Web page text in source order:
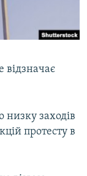
відзначає
низку заходів
протесту в